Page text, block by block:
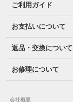
ご利用ガイド
お支払いについて
返品・交換について
お修理について
会社概要